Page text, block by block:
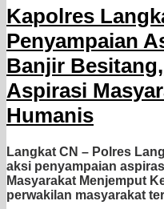
Kapolres
Penyampaian
Banjir
Aspirasi
Humanis
Langkat CN – Polres
aksi penyampaian
Masyarakat Menjemput
perwakilan masyarakat